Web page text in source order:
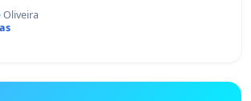
Oliveira